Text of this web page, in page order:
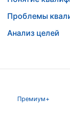
Проблемы
Анализ целей
Премиум+